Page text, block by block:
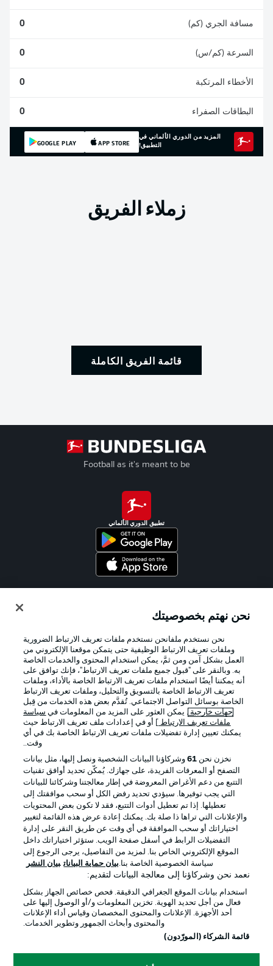
مسافة الجري (كم) 0
السرعة (كم/س) 0
الأخطاء المرتكبة 0
البطاقات الصفراء 0
المزيد من الدوري الألماني في
التطبيق!
APP STORE
GOOGLE PLAY
زملاء الفريق
قائمة الفريق الكاملة
Football as it's meant to be
تطبيق الدوري الألماني
الإعلانات الإخطارات القانونية
شروط الاستخدام القنوات الناقلة
الوظائف جهة النشر
تواصل معنا اللاعبون
© 2026 Bundesliga-Gruppe GmbH
نحن نهتم بخصوصيتك
نحن نستخدم ملفانحن نستخدم ملفات تعريف الارتباط الضرورية
وملفات تعريف الارتباط الوظيفية حتى يتمكن موقعنا الإلكتروني من
العمل بشكل آمن ومن ثمَّ، يمكن استخدام المحتوى والخدمات الخاصة
به. وبالنقر على "قبول جميع ملفات تعريف الارتباط"، فإنك توافق على
أنه يمكننا أيضًا استخدام ملفات تعريف الارتباط الخاصة بالأداء، وملفات
تعريف الارتباط الخاصة بالتسويق والتحليل، وملفات تعريف الارتباط
الخاصة بوسائل التواصل الاجتماعي. تُقدَّم بعض هذه الخدمات من قِبل
جهات خارجية . يمكن العثور على المزيد من المعلومات في سياسة
ملفات تعريف الارتباط
] أو في إعدادات ملف تعريف الارتباط حيث
يمكنك تعيين إدارة تفضيلات ملفات تعريف الارتباط الخاصة بك في أي
وقت..
نخزن نحن 61وشركاؤنا البيانات الشخصية ونصل إليها، مثل بيانات
التصفح أو المعرفات الفريدة، على جهازك. يُمكّن تحديد أوافق تقنيات
التتبع من دعم الأغراض المعروضة في إطار معالجتنا وشركائنا للبيانات
التي يجب توفيرها. سيؤدي تحديد رفض الكل أو سحب موافقتك إلى
تعطيلها. إذا تم تعطيل أدوات التتبع، فقد لا تكون بعض المحتويات
والإعلانات التي تراها ذا صلة بك. يمكنك إعادة عرض هذه القائمة لتغيير
اختياراتك أو سحب الموافقة في أي وقت عن طريق النقر على إدارة
التفضيلات الرابط في أسفل صفحة الويب. ستؤثر اختياراتك داخل
الموقع الإلكتروني الخاص بنا. لمزيد من التفاصيل، يرجى الرجوع إلى
سياسة الخصوصية الخاصة بنا.بيان حماية البيانات بيان النشر
نعمد نحن وشركاؤنا إلى معالجة البيانات لتقديم:
استخدام بيانات الموقع الجغرافي الدقيقة. فحص خصائص الجهاز بشكل
فعال من أجل تحديد الهوية. تخزين المعلومات و/أو الوصول إليها على
أحد الأجهزة. الإعلانات والمحتوى المخصصان وقياس أداء الإعلانات
والمحتوى وأبحاث الجمهور وتطوير الخدمات.
قائمة الشركاء (المورّدون)